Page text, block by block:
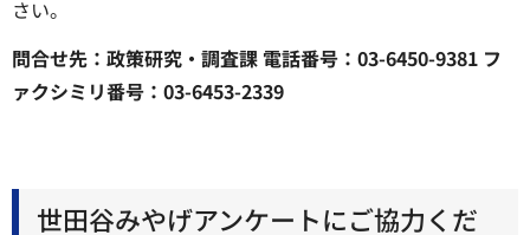
さい。
問合せ先：政策研究・調査課 電話番号：03-6450-9381 フ
ァクシミリ番号：03-6453-2339
世田谷みやげアンケートにご協力くだ